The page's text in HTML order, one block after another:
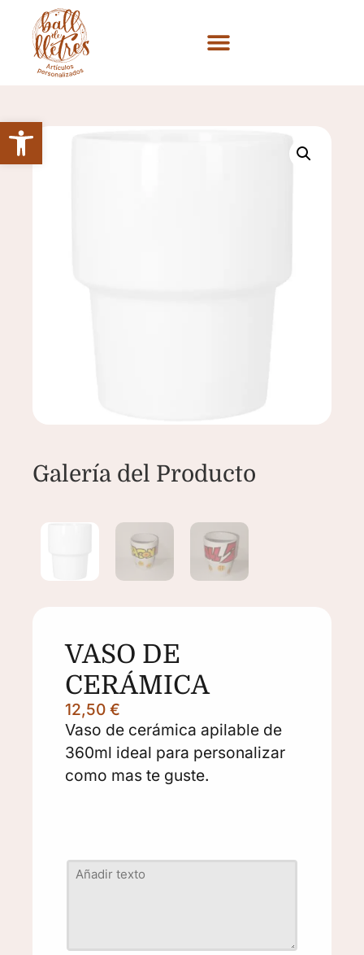
Abrir barra de herramientas
VASO DE
CERÁMICA
12,50€
Vaso de cerámica apilable de
360ml ideal para personalizar
como mas te guste.